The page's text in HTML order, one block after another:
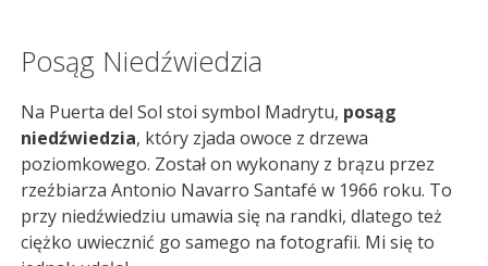
Posąg Niedźwiedzia
Na Puerta del Sol stoi symbol Madrytu, posąg
niedźwiedzia, który zjada owoce z drzewa
poziomkowego. Został on wykonany z brązu przez
rzeźbiarza Antonio Navarro Santafé w 1966 roku. To
przy niedźwiedziu umawia się na randki, dlatego też
ciężko uwiecznić go samego na fotografii. Mi się to